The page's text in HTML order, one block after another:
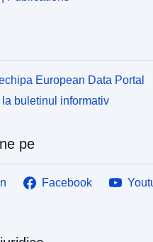
European Data Portal
buletinul informativ
pe
Facebook